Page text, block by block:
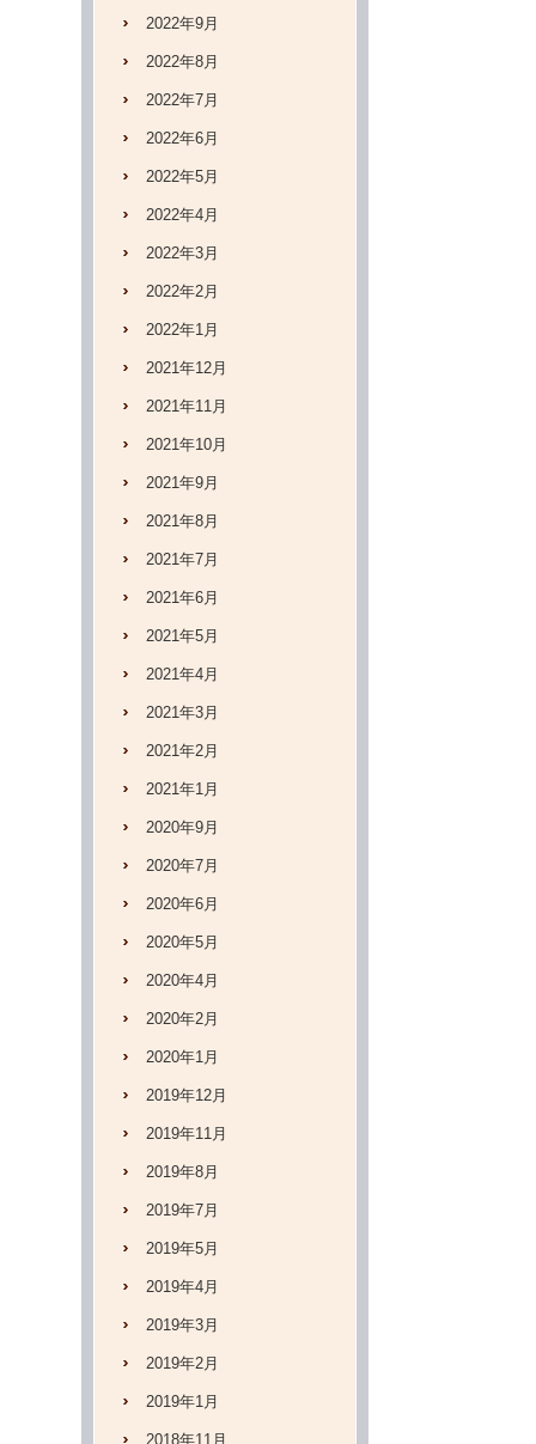
2022年9月
2022年8月
2022年7月
2022年6月
2022年5月
2022年4月
2022年3月
2022年2月
2022年1月
2021年12月
2021年11月
2021年10月
2021年9月
2021年8月
2021年7月
2021年6月
2021年5月
2021年4月
2021年3月
2021年2月
2021年1月
2020年9月
2020年7月
2020年6月
2020年5月
2020年4月
2020年2月
2020年1月
2019年12月
2019年11月
2019年8月
2019年7月
2019年5月
2019年4月
2019年3月
2019年2月
2019年1月
2018年11月